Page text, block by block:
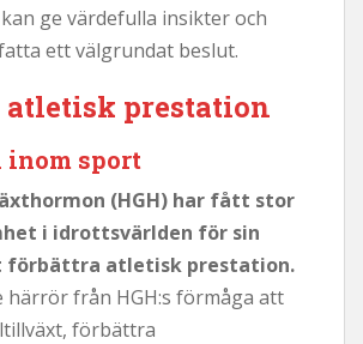
ge värdefulla insikter och
ett välgrundat beslut.
atletisk prestation
inom sport
(HGH) har fått stor
i idrottsvärlden för sin
atletisk prestation.
härrör från HGH:s förmåga att
förbättra